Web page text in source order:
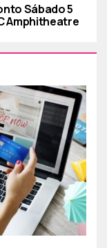
Sábado 5
Amphitheatre